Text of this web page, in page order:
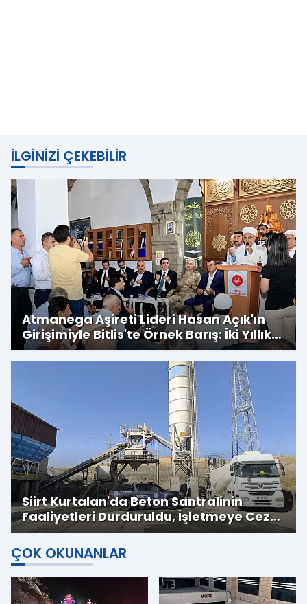
İLGINIZI ÇEKEBILIR
Atmanega Aşireti Lideri Hasan Açık'ın
Girişimiyle Bitlis'te Örnek Barış: İki Yıllık
Husumet Sona Erdi
Siirt Kurtalan'da Beton Santralinin
Faaliyetleri Durduruldu, İşletmeye Cezai
İşlem Uygulandı
ÇOK OKUNANLAR